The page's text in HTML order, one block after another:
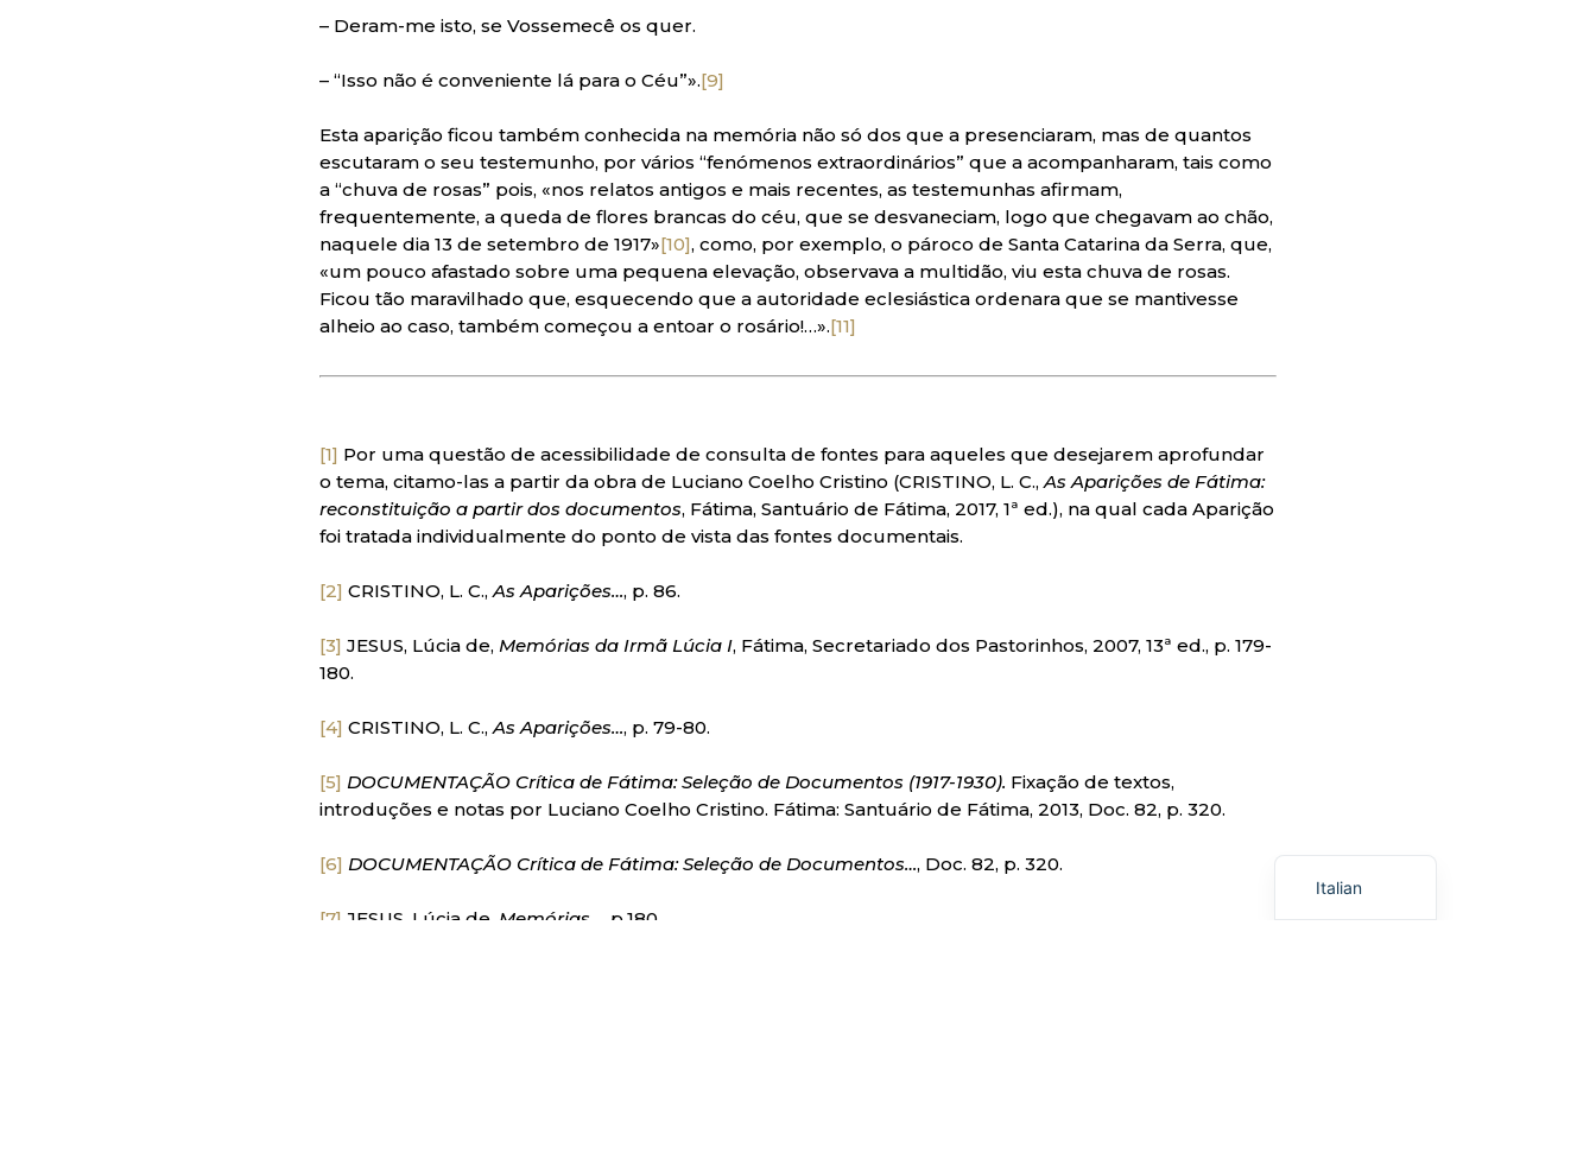
– Deram-me isto, se Vossemecê os quer.
– “Isso não é conveniente lá para o Céu”».[9]
Esta aparição ficou também conhecida na memória não só dos que a presenciaram, mas de quantos
escutaram o seu testemunho, por vários “fenómenos extraordinários” que a acompanharam, tais como
a “chuva de rosas” pois, «nos relatos antigos e mais recentes, as testemunhas afirmam,
frequentemente, a queda de flores brancas do céu, que se desvaneciam, logo que chegavam ao chão,
naquele dia 13 de setembro de 1917»[10], como, por exemplo, o pároco de Santa Catarina da Serra, que,
«um pouco afastado sobre uma pequena elevação, observava a multidão, viu esta chuva de rosas.
Ficou tão maravilhado que, esquecendo que a autoridade eclesiástica ordenara que se mantivesse
alheio ao caso, também começou a entoar o rosário!…».[11]
[1] Por uma questão de acessibilidade de consulta de fontes para aqueles que desejarem aprofundar
o tema, citamo-las a partir da obra de Luciano Coelho Cristino (CRISTINO, L. C.,As Aparições de Fátima:
reconstituição a partir dos documentos, Fátima, Santuário de Fátima, 2017, 1ª ed.), na qual cada Aparição
foi tratada individualmente do ponto de vista das fontes documentais.
[2] CRISTINO, L. C.,As Aparições…, p. 86.
[3] JESUS, Lúcia de, Memórias da Irmã Lúcia I, Fátima, Secretariado dos Pastorinhos, 2007, 13ª ed., p. 179-
180.
[4] CRISTINO, L. C.,As Aparições…, p. 79-80.
[5] DOCUMENTAÇÃO Crítica de Fátima: Seleção de Documentos (1917-1930). Fixação de textos,
introduções e notas por Luciano Coelho Cristino. Fátima: Santuário de Fátima, 2013, Doc. 82, p. 320.
[6] DOCUMENTAÇÃO Crítica de Fátima: Seleção de Documentos…, Doc. 82, p. 320.
[7] JESUS, Lúcia de, Memórias… , p.180.
Italian